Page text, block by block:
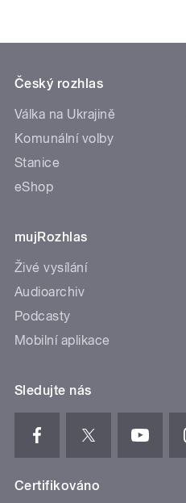
Český rozhlas
Válka na Ukrajině
Komunální volby
Stanice
eShop
mujRozhlas
Živé vysílání
Audioarchiv
Podcasty
Mobilní aplikace
Sledujte nás
Certifikováno